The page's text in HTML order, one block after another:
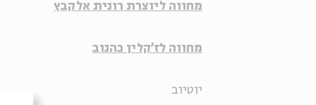
מחווה ליוצרת רונית אלקבץ
מחווה לז'קלין כהנוב
יוטיוב